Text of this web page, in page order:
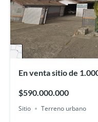
En venta sitio de
$590.000.000
Sitio Terreno urbano